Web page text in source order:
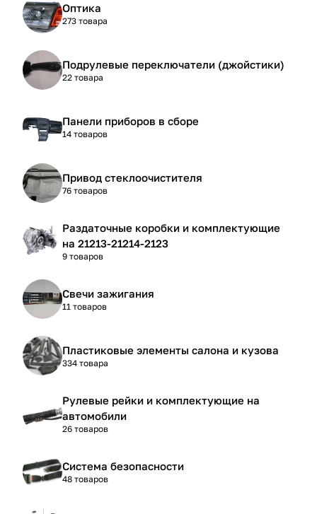
Оптика
273 товара
Подрулевые переключатели (джойстики)
22 товара
Панели приборов в сборе
14 товаров
Привод стеклоочистителя
76 товаров
Раздаточные коробки и комплектующие
на 21213-21214-2123
9 товаров
Свечи зажигания
11 товаров
Пластиковые элементы салона и кузова
334 товара
Рулевые рейки и комплектующие на
автомобили
26 товаров
Система безопасности
48 товаров